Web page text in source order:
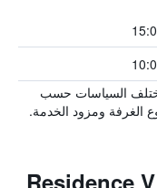
السياسات حسب
الغرفة ومزود الخدمة.
المزايا ووسائل الراحة في Residence V